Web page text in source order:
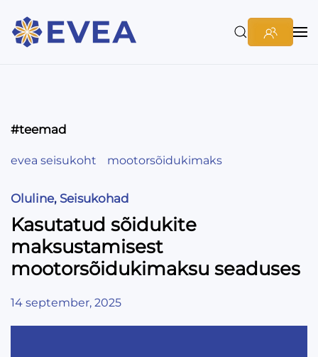
#teemad
evea seisukoht mootorsõidukimaks
Oluline, Seisukohad
Kasutatud sõidukite
maksustamisest
mootorsõidukimaksu seaduses
14 september, 2025